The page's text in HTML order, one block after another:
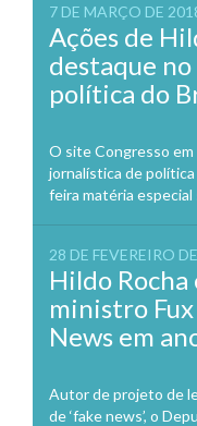
7 DE MARÇO DE
Ações de
destaque
política do
O site Congresso
jornalística de
feira matéria especial
28 DE FEVEREIRO
Hildo
ministro
News em
Autor de projeto de
de ‘fake news’, o